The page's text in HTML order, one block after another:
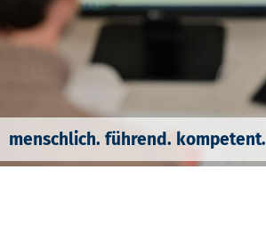
menschlich. führend. kompetent.